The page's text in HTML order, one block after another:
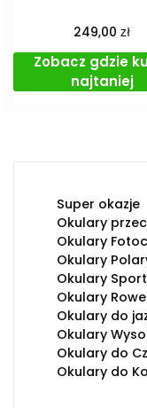
249,00zł
Zobacz gdzie
najtaniej
Super okazje
Okulary
Okulary
Okulary
Okulary
Okulary
Okulary do
Okulary
Okulary do
Okulary do